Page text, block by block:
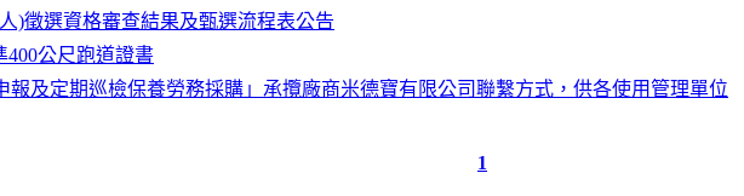
)徵選資格審查結果及甄選流程表公告
公尺跑道證書
報及定期巡檢保養勞務採購」承攬廠商米德寶有限公司聯繫方式，供各使用管理單位
1